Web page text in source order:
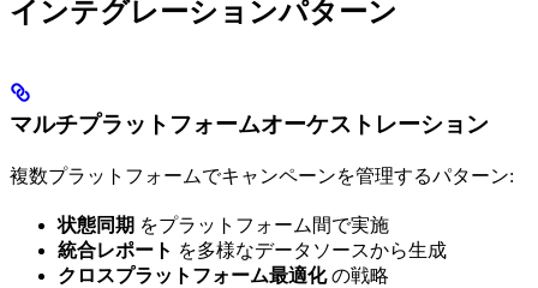
インテグレーションパターン
マルチプラットフォームオーケストレーション
複数プラットフォームでキャンペーンを管理するパターン:
状態同期 をプラットフォーム間で実施
統合レポート を多様なデータソースから生成
クロスプラットフォーム最適化の戦略